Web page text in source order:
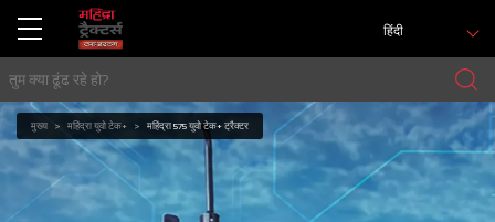
हिंदी
मुख्य महिंद्रा युवो टेक+ महिंद्रा 575 युवो टेक+ ट्रैक्टर